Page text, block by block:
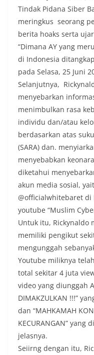
Tindak Pidana Siber
meringkus seorang
berita hoaks serta
“Dimana AY yang
di Indonesia
pada Selasa, 25 Juni
Selanjutnya,
menyebarkan
menimbulkan rasa
individu dan/atau
berdasarkan atas
(SARA) dan.
menyebabkan
diketahui
akun media sosial,
@officialwhitebaret di
youtube “Muslim
Untuk itu, Rickynaldo
memiliki pengikut
mengunggah
Youtube miliknya
total sekitar 4 juta
video yang diunggah
DIMAKZULKAN !!!”
dan “MAHKAMAH
KECURANGAN” yang
jelasnya.
Seiirng dengan itu,